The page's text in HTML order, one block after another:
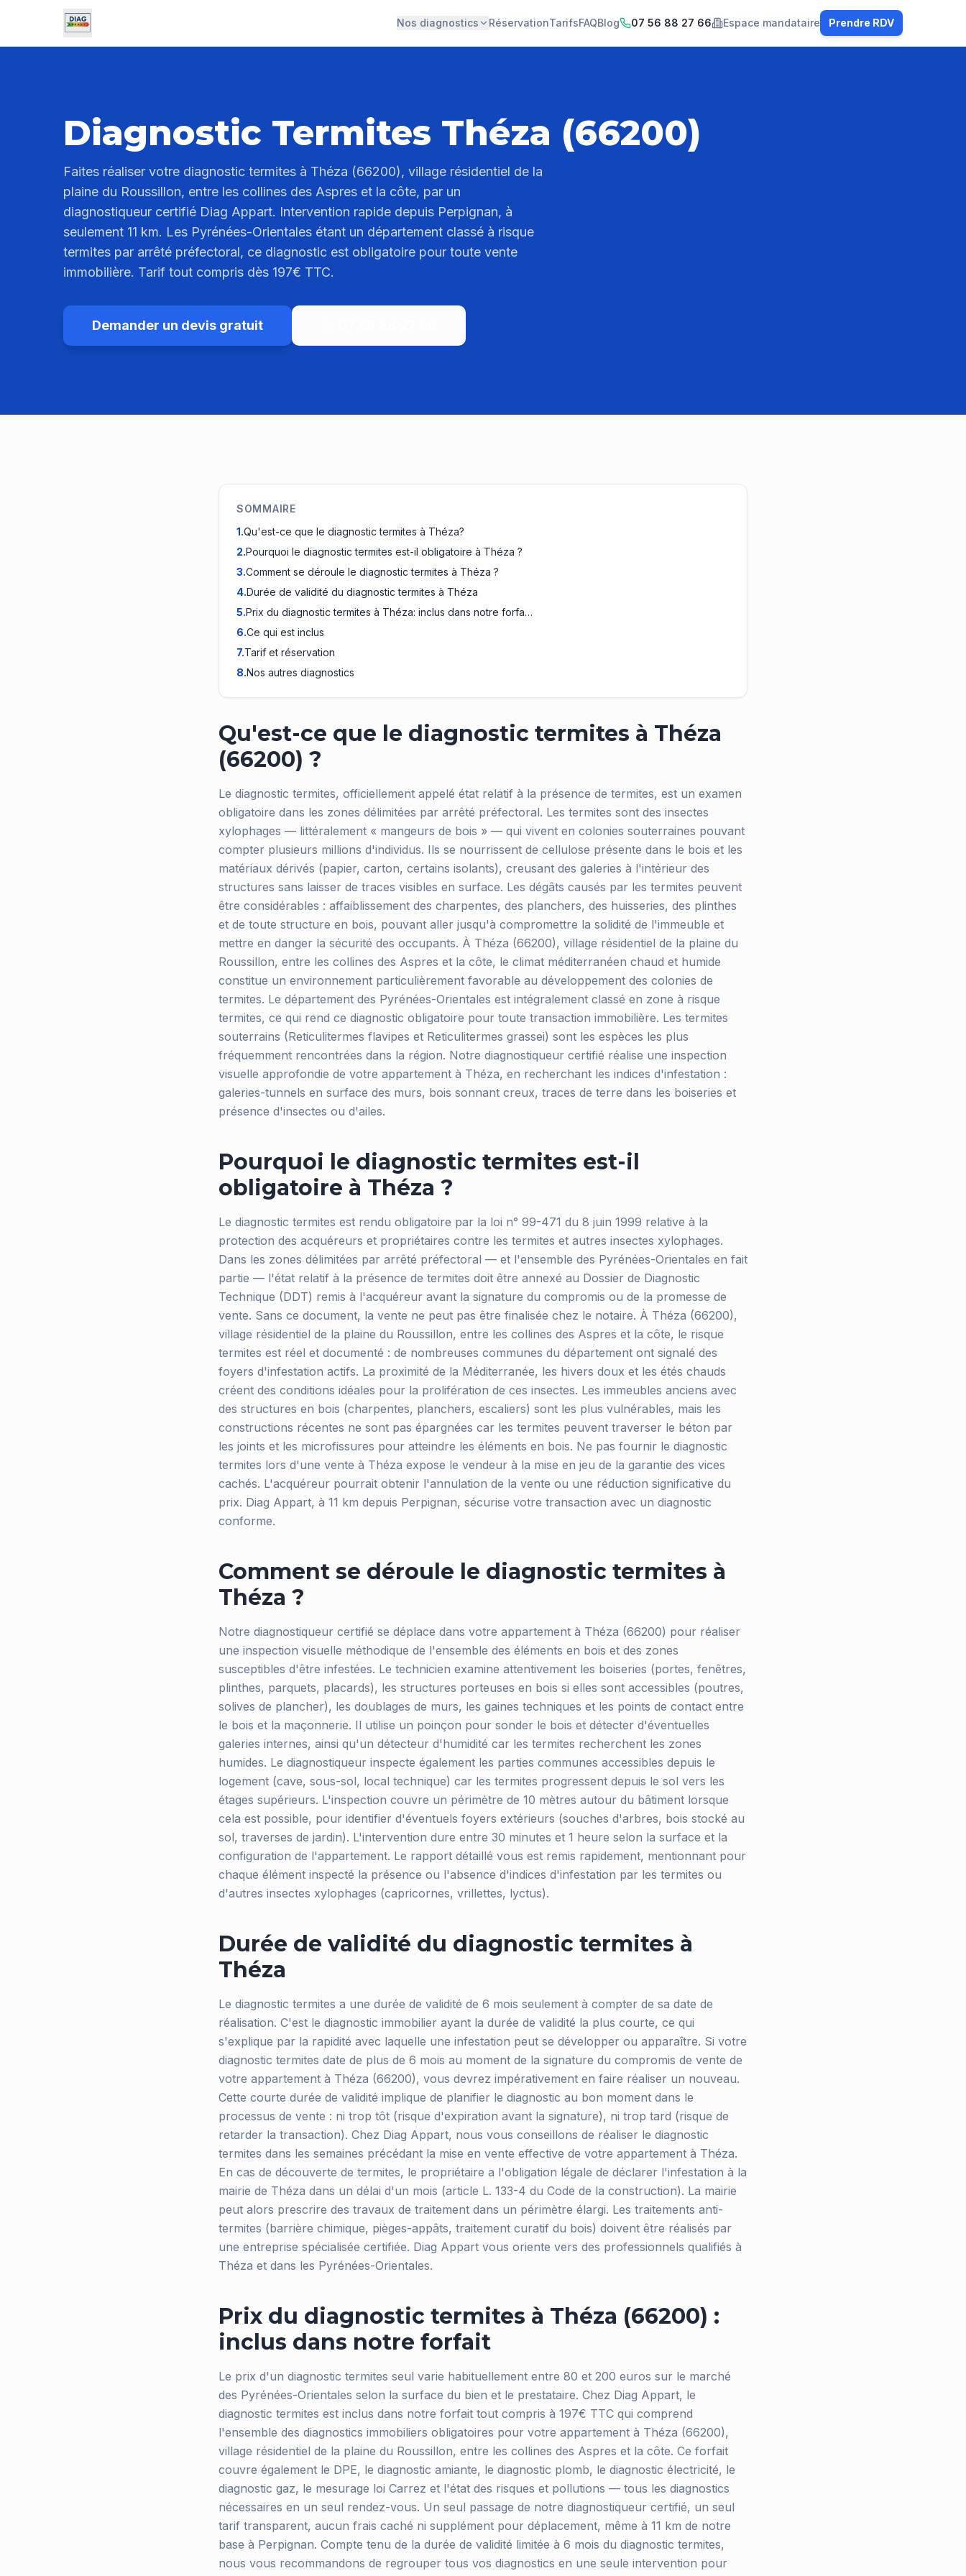
Nos diagnostics RéservationTarifsFAQBlog 07 56 88 27 66 Espace mandataire Prendre RDV
Diagnostic Termites Théza (66200)
Faites réaliser votre diagnostic termites à Théza (66200), village résidentiel de la
plaine du Roussillon, entre les collines des Aspres et la côte, par un
diagnostiqueur certifié Diag Appart. Intervention rapide depuis Perpignan, à
seulement 11 km. Les Pyrénées-Orientales étant un département classé à risque
termites par arrêté préfectoral, ce diagnostic est obligatoire pour toute vente
immobilière. Tarif tout compris dès 197€ TTC.
Demander un devis gratuit
SOMMAIRE
1.Qu'est-ce que le diagnostic termites à Théza?
2.Pourquoi le diagnostic termites est-il obligatoire à Théza ?
3.Comment se déroule le diagnostic termites à Théza ?
4.Durée de validité du diagnostic termites à Théza
5.Prix du diagnostic termites à Théza: inclus dans notre forfa…
6.Ce qui est inclus
7.Tarif et réservation
8.Nos autres diagnostics
Qu'est-ce que le diagnostic termites à Théza
(66200) ?
Le diagnostic termites, officiellement appelé état relatif à la présence de termites, est un examen
obligatoire dans les zones délimitées par arrêté préfectoral. Les termites sont des insectes
xylophages — littéralement « mangeurs de bois » — qui vivent en colonies souterraines pouvant
compter plusieurs millions d'individus. Ils se nourrissent de cellulose présente dans le bois et les
matériaux dérivés (papier, carton, certains isolants), creusant des galeries à l'intérieur des
structures sans laisser de traces visibles en surface. Les dégâts causés par les termites peuvent
être considérables : affaiblissement des charpentes, des planchers, des huisseries, des plinthes
et de toute structure en bois, pouvant aller jusqu'à compromettre la solidité de l'immeuble et
mettre en danger la sécurité des occupants. À Théza (66200), village résidentiel de la plaine du
Roussillon, entre les collines des Aspres et la côte, le climat méditerranéen chaud et humide
constitue un environnement particulièrement favorable au développement des colonies de
termites. Le département des Pyrénées-Orientales est intégralement classé en zone à risque
termites, ce qui rend ce diagnostic obligatoire pour toute transaction immobilière. Les termites
souterrains (Reticulitermes flavipes et Reticulitermes grassei) sont les espèces les plus
fréquemment rencontrées dans la région. Notre diagnostiqueur certifié réalise une inspection
visuelle approfondie de votre appartement à Théza, en recherchant les indices d'infestation :
galeries-tunnels en surface des murs, bois sonnant creux, traces de terre dans les boiseries et
présence d'insectes ou d'ailes.
Pourquoi le diagnostic termites est-il
obligatoire à Théza ?
Le diagnostic termites est rendu obligatoire par la loi n° 99-471 du 8 juin 1999 relative à la
protection des acquéreurs et propriétaires contre les termites et autres insectes xylophages.
Dans les zones délimitées par arrêté préfectoral — et l'ensemble des Pyrénées-Orientales en fait
partie — l'état relatif à la présence de termites doit être annexé au Dossier de Diagnostic
Technique (DDT) remis à l'acquéreur avant la signature du compromis ou de la promesse de
vente. Sans ce document, la vente ne peut pas être finalisée chez le notaire. À Théza (66200),
village résidentiel de la plaine du Roussillon, entre les collines des Aspres et la côte, le risque
termites est réel et documenté : de nombreuses communes du département ont signalé des
foyers d'infestation actifs. La proximité de la Méditerranée, les hivers doux et les étés chauds
créent des conditions idéales pour la prolifération de ces insectes. Les immeubles anciens avec
des structures en bois (charpentes, planchers, escaliers) sont les plus vulnérables, mais les
constructions récentes ne sont pas épargnées car les termites peuvent traverser le béton par
les joints et les microfissures pour atteindre les éléments en bois. Ne pas fournir le diagnostic
termites lors d'une vente à Théza expose le vendeur à la mise en jeu de la garantie des vices
cachés. L'acquéreur pourrait obtenir l'annulation de la vente ou une réduction significative du
prix. Diag Appart, à 11 km depuis Perpignan, sécurise votre transaction avec un diagnostic
conforme.
Comment se déroule le diagnostic termites à
Théza ?
Notre diagnostiqueur certifié se déplace dans votre appartement à Théza (66200) pour réaliser
une inspection visuelle méthodique de l'ensemble des éléments en bois et des zones
susceptibles d'être infestées. Le technicien examine attentivement les boiseries (portes, fenêtres,
plinthes, parquets, placards), les structures porteuses en bois si elles sont accessibles (poutres,
solives de plancher), les doublages de murs, les gaines techniques et les points de contact entre
le bois et la maçonnerie. Il utilise un poinçon pour sonder le bois et détecter d'éventuelles
galeries internes, ainsi qu'un détecteur d'humidité car les termites recherchent les zones
humides. Le diagnostiqueur inspecte également les parties communes accessibles depuis le
logement (cave, sous-sol, local technique) car les termites progressent depuis le sol vers les
étages supérieurs. L'inspection couvre un périmètre de 10 mètres autour du bâtiment lorsque
cela est possible, pour identifier d'éventuels foyers extérieurs (souches d'arbres, bois stocké au
sol, traverses de jardin). L'intervention dure entre 30 minutes et 1 heure selon la surface et la
configuration de l'appartement. Le rapport détaillé vous est remis rapidement, mentionnant pour
chaque élément inspecté la présence ou l'absence d'indices d'infestation par les termites ou
d'autres insectes xylophages (capricornes, vrillettes, lyctus).
Durée de validité du diagnostic termites à
Théza
Le diagnostic termites a une durée de validité de 6 mois seulement à compter de sa date de
réalisation. C'est le diagnostic immobilier ayant la durée de validité la plus courte, ce qui
s'explique par la rapidité avec laquelle une infestation peut se développer ou apparaître. Si votre
diagnostic termites date de plus de 6 mois au moment de la signature du compromis de vente de
votre appartement à Théza (66200), vous devrez impérativement en faire réaliser un nouveau.
Cette courte durée de validité implique de planifier le diagnostic au bon moment dans le
processus de vente : ni trop tôt (risque d'expiration avant la signature), ni trop tard (risque de
retarder la transaction). Chez Diag Appart, nous vous conseillons de réaliser le diagnostic
termites dans les semaines précédant la mise en vente effective de votre appartement à Théza.
En cas de découverte de termites, le propriétaire a l'obligation légale de déclarer l'infestation à la
mairie de Théza dans un délai d'un mois (article L. 133-4 du Code de la construction). La mairie
peut alors prescrire des travaux de traitement dans un périmètre élargi. Les traitements anti-
termites (barrière chimique, pièges-appâts, traitement curatif du bois) doivent être réalisés par
une entreprise spécialisée certifiée. Diag Appart vous oriente vers des professionnels qualifiés à
Théza et dans les Pyrénées-Orientales.
Prix du diagnostic termites à Théza (66200) :
inclus dans notre forfait
Le prix d'un diagnostic termites seul varie habituellement entre 80 et 200 euros sur le marché
des Pyrénées-Orientales selon la surface du bien et le prestataire. Chez Diag Appart, le
diagnostic termites est inclus dans notre forfait tout compris à 197€ TTC qui comprend
l'ensemble des diagnostics immobiliers obligatoires pour votre appartement à Théza (66200),
village résidentiel de la plaine du Roussillon, entre les collines des Aspres et la côte. Ce forfait
couvre également le DPE, le diagnostic amiante, le diagnostic plomb, le diagnostic électricité, le
diagnostic gaz, le mesurage loi Carrez et l'état des risques et pollutions — tous les diagnostics
nécessaires en un seul rendez-vous. Un seul passage de notre diagnostiqueur certifié, un seul
tarif transparent, aucun frais caché ni supplément pour déplacement, même à 11 km de notre
base à Perpignan. Compte tenu de la durée de validité limitée à 6 mois du diagnostic termites,
nous vous recommandons de regrouper tous vos diagnostics en une seule intervention pour